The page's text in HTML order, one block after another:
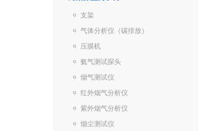
支架
气体分析仪（碳排放）
压膜机
氨气测试探头
烟气测试仪
红外烟气分析仪
紫外烟气分析仪
烟尘测试仪